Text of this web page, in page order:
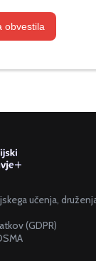
obvestila
učenja,
(GDPR)